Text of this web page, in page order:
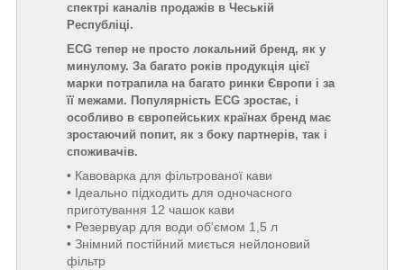
спектрі каналів продажів в Чеській
Республіці.
ECG тепер не просто локальний бренд, як у
минулому. За багато років продукція цієї
марки потрапила на багато ринки Європи і за
її межами. Популярність ECG зростає, і
особливо в європейських країнах бренд має
зростаючий попит, як з боку партнерів, так і
споживачів.
• Кавоварка для фільтрованої кави
• Ідеально підходить для одночасного
приготування 12 чашок кави
• Резервуар для води об'ємом 1,5 л
• Знімний постійний миється нейлоновий
фільтр